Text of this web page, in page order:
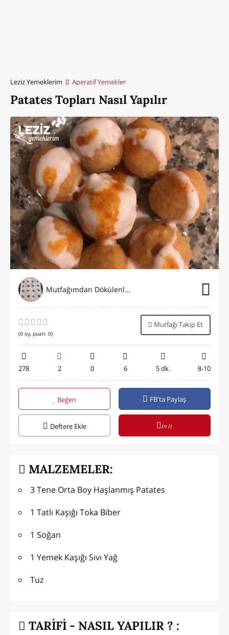
Leziz Yemeklerim Aperatif Yemekler
Patates Topları Nasıl Yapılır
Mutfağımdan Dökülenler
(0 oy, puan: 0)
Mutfağı Takip Et
278 2 0 6 5 dk. 8-10
Beğen FB'ta Paylaş
Deftere Ekle in it
MALZEMELER:
3 Tene Orta Boy Haşlanmış Patates
1 Tatlı Kaşığı Toka Biber
1 Soğan
1 Yemek Kaşığı Sıvı Yağ
Tuz
TARİFİ - NASIL YAPILIR ? :